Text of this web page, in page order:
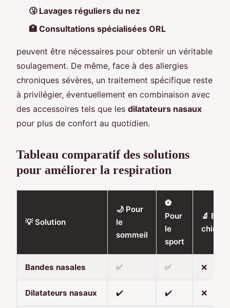
🤧 Lavages réguliers du nez
🏥 Consultations spécialisées ORL
peuvent être nécessaires pour obtenir un véritable
soulagement. De même, face à des allergies
chroniques sévères, un traitement spécifique reste
à privilégier, éventuellement en combinaison avec
des accessoires tels que les dilatateurs nasaux
pour plus de confort au quotidien.
Tableau comparatif des solutions
pour améliorer la respiration
💡 Solution
🌙 Pour
le
sommeil
⚽
Pour
le
sport
🔬 Effet
Bandes nasales ✅ ✅ ❌
Dilatateurs nasaux ✔️ ✔️ ❌